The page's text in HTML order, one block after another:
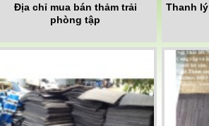
Địa chỉ mua bán thảm trải
phòng tập
Thanh